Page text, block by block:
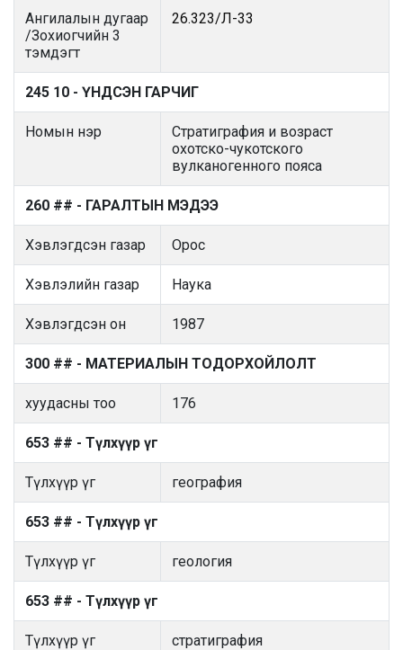
Ангилалын дугаар
/Зохиогчийн 3
тэмдэгт
26.323/Л-33
245 10 - ҮНДСЭН ГАРЧИГ
Номын нэр
Стратиграфия и возраст
охотско-чукотского
вулканогенного пояса
260 ## - ГАРАЛТЫН МЭДЭЭ
Хэвлэгдсэн газар Орос
Хэвлэлийн газар Наука
Хэвлэгдсэн он 1987
300 ## - МАТЕРИАЛЫН ТОДОРХОЙЛОЛТ
хуудасны тоо 176
653 ## - Түлхүүр үг
Түлхүүр үг география
653 ## - Түлхүүр үг
Түлхүүр үг геология
653 ## - Түлхүүр үг
Түлхүүр үг стратиграфия